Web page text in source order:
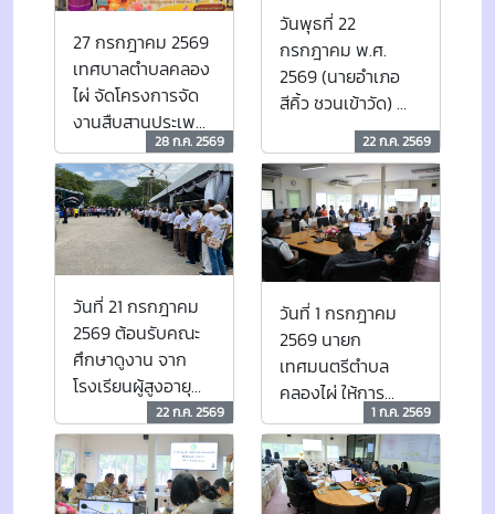
27 กรกฎาคม 2569
เทศบาลตำบลคลอง
ไผ่ จัดโครงการจัด
งานสืบสานประเพณี
วันเข้าพรรษา ประจำ
ปี 2569
28 ก.ค. 2569
วันพุธที่ 22
กรกฎาคม พ.ศ.
2569 (นายอำเภอ
สีคิ้ว ชวนเข้าวัด) ณ
วัดพิสิฐบูรพาราม
(วัดคลองไผ่)
22 ก.ค. 2569
วันที่ 21 กรกฎาคม
2569 ต้อนรับคณะ
ศึกษาดูงาน จาก
โรงเรียนผู้สูงอายุ
องค์การบริหารส่วน
ตำบลลุงเขว้า
22 ก.ค. 2569
วันที่ 1 กรกฎาคม
2569 นายก
เทศมนตรีตำบล
คลองไผ่ ให้การ
ต้อนรับพนักงาน
เทศบาลโอน (ย้าย)
มาสังกัดเทศบาล
ตำบลคลองไผ่
1 ก.ค. 2569